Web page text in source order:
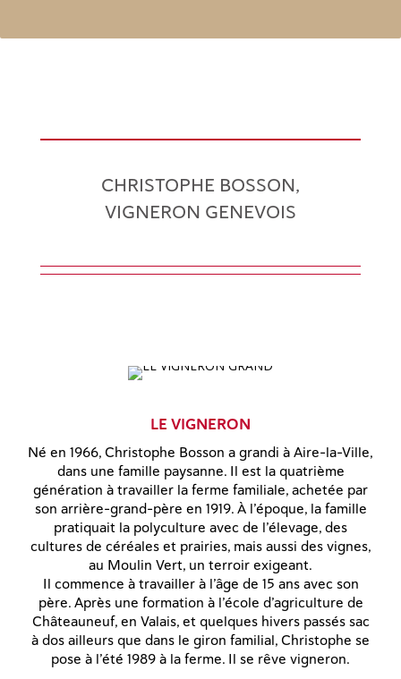
CHRISTOPHE BOSSON,
VIGNERON GENEVOIS
LE VIGNERON
Né en 1966, Christophe Bosson a grandi à Aire-la-Ville,
dans une famille paysanne. Il est la quatrième
génération à travailler la ferme familiale, achetée par
son arrière-grand-père en 1919. À l’époque, la famille
pratiquait la polyculture avec de l’élevage, des
cultures de céréales et prairies, mais aussi des vignes,
au Moulin Vert, un terroir exigeant.
Il commence à travailler à l’âge de 15 ans avec son
père. Après une formation à l’école d’agriculture de
Châteauneuf, en Valais, et quelques hivers passés sac
à dos ailleurs que dans le giron familial, Christophe se
pose à l’été 1989 à la ferme. Il se rêve vigneron.